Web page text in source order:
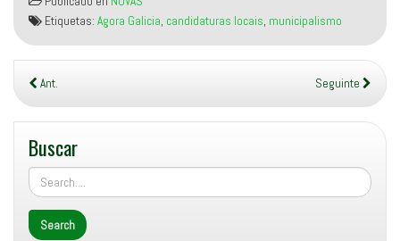
Etiquetas: Agora Galicia, candidaturas locais, municipalismo
Ant. Seguinte
Buscar